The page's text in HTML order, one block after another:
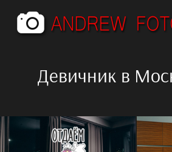
Девичник в